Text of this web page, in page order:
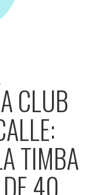
CLUB
TIMBA
40